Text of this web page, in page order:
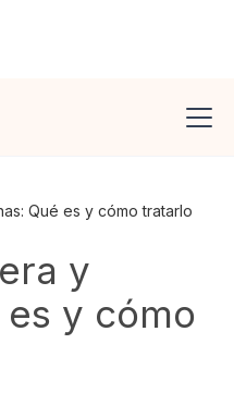
Qué es y cómo tratarlo
y
y cómo